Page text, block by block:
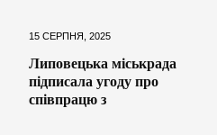
15 СЕРПНЯ, 2025
Липовецька міськрада
підписала угоду про
співпрацю з